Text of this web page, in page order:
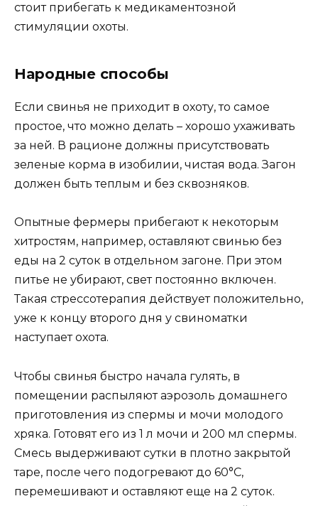
стоит прибегать к медикаментозной
стимуляции охоты.
Народные способы
Если свинья не приходит в охоту, то самое
простое, что можно делать – хорошо ухаживать
за ней. В рационе должны присутствовать
зеленые корма в изобилии, чистая вода. Загон
должен быть теплым и без сквозняков.
Опытные фермеры прибегают к некоторым
хитростям, например, оставляют свинью без
еды на 2 суток в отдельном загоне. При этом
питье не убирают, свет постоянно включен.
Такая стрессотерапия действует положительно,
уже к концу второго дня у свиноматки
наступает охота.
Чтобы свинья быстро начала гулять, в
помещении распыляют аэрозоль домашнего
приготовления из спермы и мочи молодого
хряка. Готовят его из 1 л мочи и 200 мл спермы.
Смесь выдерживают сутки в плотно закрытой
таре, после чего подогревают до 60°С,
перемешивают и оставляют еще на 2 суток.